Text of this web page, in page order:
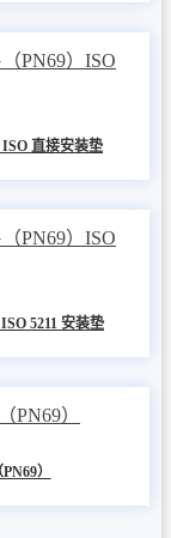
直接安装垫
5211 安装垫
）